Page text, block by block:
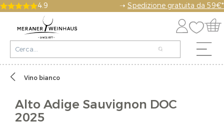
4.9 ➝ Spedizione gratuita da 59€*
Vino bianco
Alto Adige Sauvignon DOC
2025